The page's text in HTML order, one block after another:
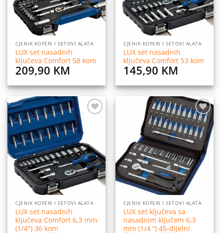
CJENIK KOFERI I SETOVI ALATA
LUX set nasadnih
ključeva Comfort 58 kom
209,90 KM
CJENIK KOFERI I SETOVI ALATA
LUX set nasadnih
ključeva Comfort 53 kom
145,90 KM
želja
CJENIK KOFERI I SETOVI ALATA
LUX set nasadnih
ključeva Comfort 6,3 mm
(1/4″) 36 kom
Dodaj
na
listu
želja
CJENIK KOFERI I SETOVI ALATA
LUX set ključeva sa
nasadnim ključem 6,3
mm (1/4 “) 45-dijelni